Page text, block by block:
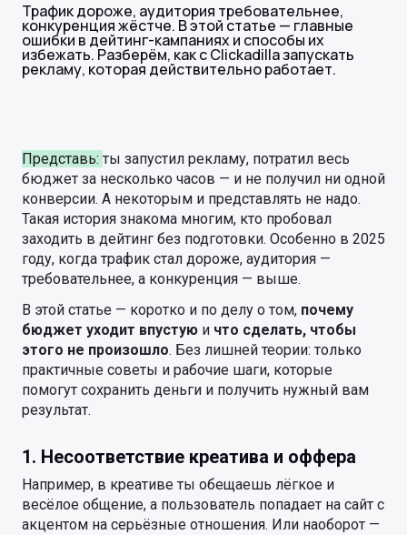
Трафик дороже, аудитория требовательнее,
конкуренция жёстче. В этой статье — главные
ошибки в дейтинг-кампаниях и способы их
избежать. Разберём, как с Clickadilla запускать
рекламу, которая действительно работает.
Представь: ты запустил рекламу, потратил весь
бюджет за несколько часов — и не получил ни одной
конверсии. А некоторым и представлять не надо.
Такая история знакома многим, кто пробовал
заходить в дейтинг без подготовки. Особенно в 2025
году, когда трафик стал дороже, аудитория —
требовательнее, а конкуренция — выше.
В этой статье — коротко и по делу о том, почему
бюджет уходит впустую и что сделать, чтобы
этого не произошло. Без лишней теории: только
практичные советы и рабочие шаги, которые
помогут сохранить деньги и получить нужный вам
результат.
1. Несоответствие креатива и оффера
Например, в креативе ты обещаешь лёгкое и
весёлое общение, а пользователь попадает на сайт с
акцентом на серьёзные отношения. Или наоборот —